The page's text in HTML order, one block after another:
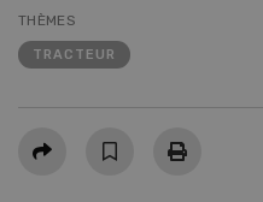
THÈMES
TRACTEUR
Partager